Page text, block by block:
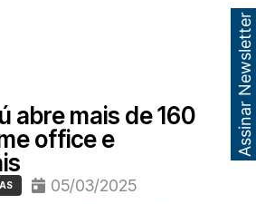
abre mais de 160
office e
05/03/2025
Assinar Newsletter